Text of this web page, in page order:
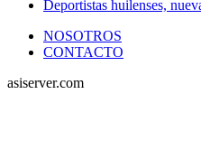
Deportistas huilenses,
NOSOTROS
CONTACTO
asiserver.com